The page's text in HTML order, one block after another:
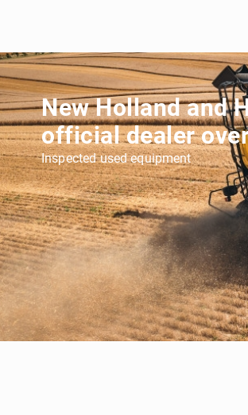
New Holland and
official dealer
Inspected used equipment